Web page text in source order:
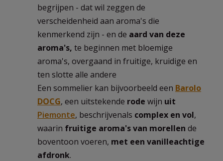
begrijpen - dat wil zeggen de
verscheidenheid aan aroma's die
kenmerkend zijn - en de aard van deze
aroma's, te beginnen met bloemige
aroma's, overgaand in fruitige, kruidige en
ten slotte alle andere
Een sommelier kan bijvoorbeeld een Barolo
DOCG, een uitstekende rode wijn uit
Piemonte, beschrijvenals complex en vol,
waarin fruitige aroma's van morellen de
boventoon voeren, met een vanilleachtige
afdronk.